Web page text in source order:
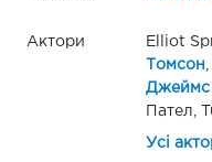
Актори Elliot
Томсон
Джеймс
Пател,
Усі